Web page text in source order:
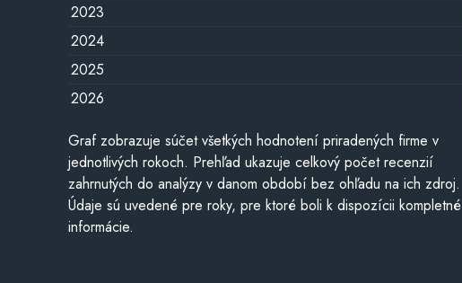
2023
2024
2025
2026
Graf zobrazuje súčet všetkých hodnotení priradených firme v
jednotlivých rokoch. Prehľad ukazuje celkový počet recenzií
zahrnutých do analýzy v danom období bez ohľadu na ich zdroj.
Údaje sú uvedené pre roky, pre ktoré boli k dispozícii kompletné
informácie.